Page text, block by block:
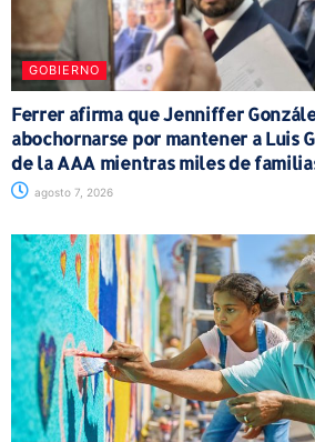
GOBIERNO
Ferrer afirma que Jenniffer
abochornarse por mantener a Luis
de la AAA mientras miles de
agosto 7, 2026